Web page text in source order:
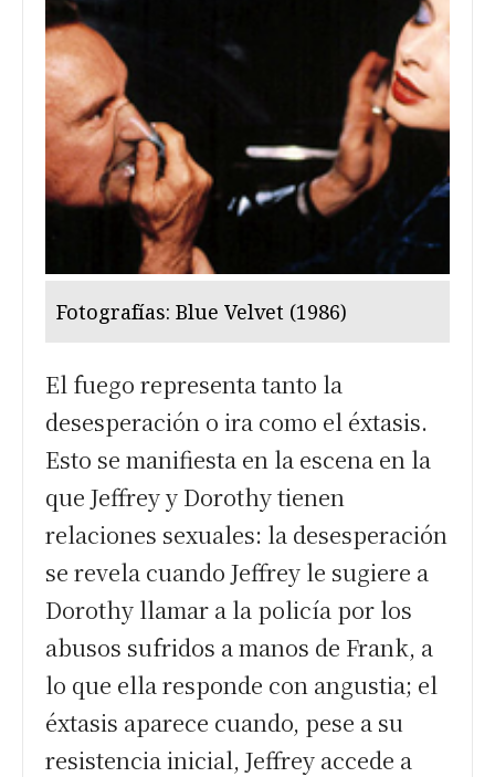
Fotografías: Blue Velvet (1986)
El fuego representa tanto la
desesperación o ira como el éxtasis.
Esto se manifiesta en la escena en la
que Jeffrey y Dorothy tienen
relaciones sexuales: la desesperación
se revela cuando Jeffrey le sugiere a
Dorothy llamar a la policía por los
abusos sufridos a manos de Frank, a
lo que ella responde con angustia; el
éxtasis aparece cuando, pese a su
resistencia inicial, Jeffrey accede a